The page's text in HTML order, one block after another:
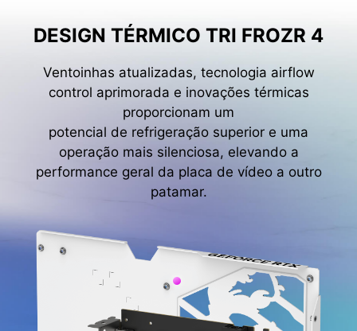
DESIGN TÉRMICO TRI FROZR 4
Ventoinhas atualizadas, tecnologia airflow
control aprimorada e inovações térmicas
proporcionam um
potencial de refrigeração superior e uma
operação mais silenciosa, elevando a
performance geral da placa de vídeo a outro
patamar.